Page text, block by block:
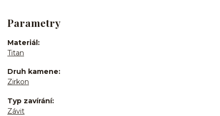
Parametry
Materiál
Titan
Druh kamene
Zirkon
Typ zavírání
Závit